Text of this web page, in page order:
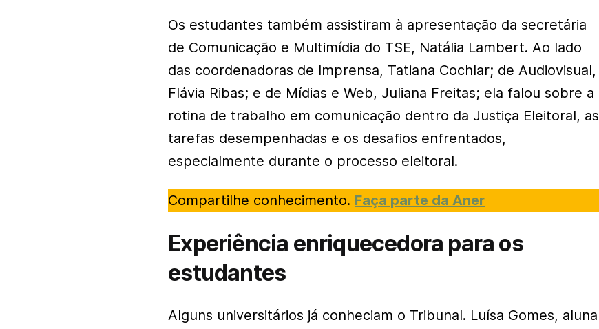
Os estudantes também assistiram à apresentação da secretária
de Comunicação e Multimídia do TSE, Natália Lambert. Ao lado
das coordenadoras de Imprensa, Tatiana Cochlar; de Audiovisual,
Flávia Ribas; e de Mídias e Web, Juliana Freitas; ela falou sobre a
rotina de trabalho em comunicação dentro da Justiça Eleitoral, as
tarefas desempenhadas e os desafios enfrentados,
especialmente durante o processo eleitoral.
Compartilhe conhecimento. Faça parte da Aner
Experiência enriquecedora para os
estudantes
Alguns universitários já conheciam o Tribunal. Luísa Gomes, aluna